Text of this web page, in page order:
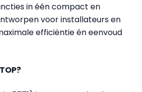
in één compact en
voor installateurs en
efficiëntie én eenvoud